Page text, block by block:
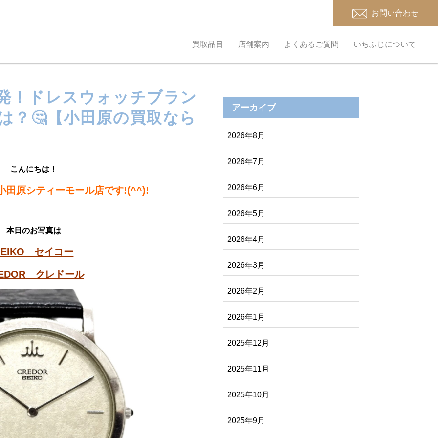
お問い合わせ
買取品目 店舗案内 よくあるご質問 いちふじについて
！ドレスウォッチブラン
？🤔【小田原の買取なら
こんにちは！
田原シティーモール店です!(^^)!
本日のお写真は
セイコー
クレドール
アーカイブ
2026年8月
2026年7月
2026年6月
2026年5月
2026年4月
2026年3月
2026年2月
2026年1月
2025年12月
2025年11月
2025年10月
2025年9月